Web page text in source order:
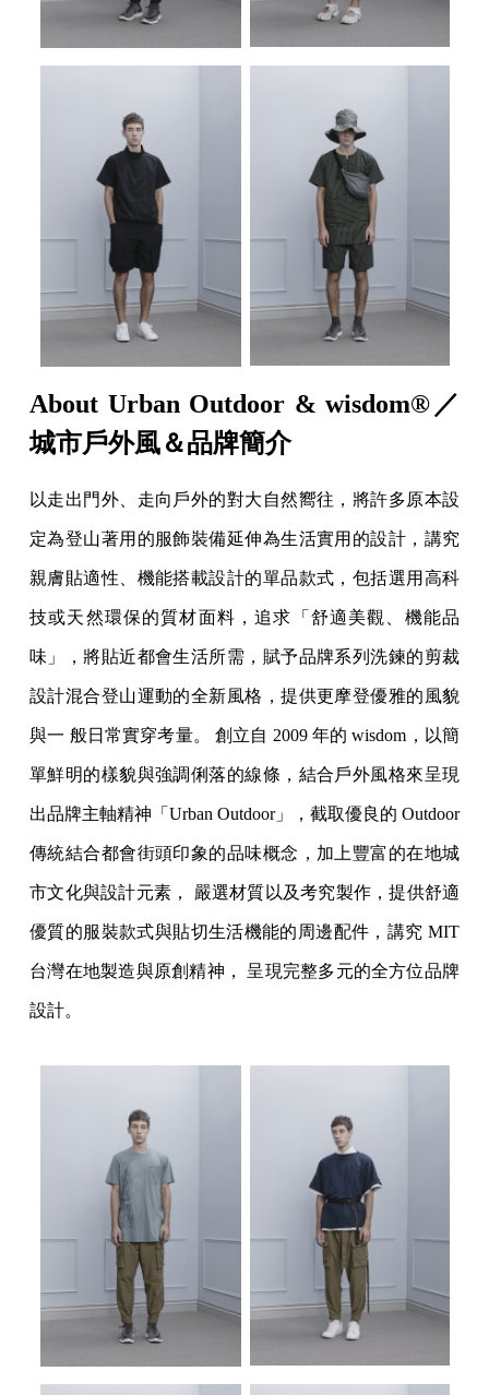
About Urban Outdoor & wisdom®／
城市戶外風＆品牌簡介
以走出門外、走向戶外的對大自然嚮往，將許多原本設
定為登山著用的服飾裝備延伸為生活實用的設計，講究
親膚貼適性、機能搭載設計的單品款式，包括選用高科
技或天然環保的質材面料，追求「舒適美觀、機能品
味」，將貼近都會生活所需，賦予品牌系列洗鍊的剪裁
設計混合登山運動的全新風格，提供更摩登優雅的風貌
與一 般日常實穿考量。 創立自 2009 年的 wisdom，以簡
單鮮明的樣貌與強調俐落的線條，結合戶外風格來呈現
出品牌主軸精神「Urban Outdoor」，截取優良的 Outdoor
傳統結合都會街頭印象的品味概念，加上豐富的在地城
市文化與設計元素， 嚴選材質以及考究製作，提供舒適
優質的服裝款式與貼切生活機能的周邊配件，講究 MIT
台灣在地製造與原創精神， 呈現完整多元的全方位品牌
設計。